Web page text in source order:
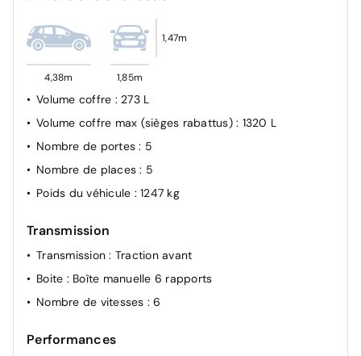
4,38m 1,85m
1,47m
Volume coffre : 273 L
Volume coffre max (sièges rabattus) : 1320 L
Nombre de portes: 5
Nombre de places: 5
Poids du véhicule : 1247 kg
Transmission
Transmission: Traction avant
Boite : Boîte manuelle 6 rapports
Nombre de vitesses : 6
Performances